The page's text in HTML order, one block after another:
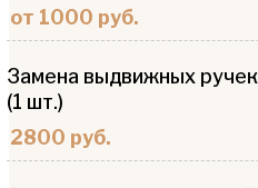
от 1000 руб.
Замена выдвижных
(1 шт.)
2800 руб.